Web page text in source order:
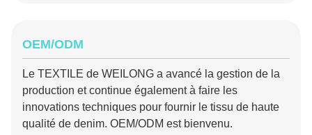
OEM/ODM
Le TEXTILE de WEILONG a avancé la gestion de la
production et continue également à faire les
innovations techniques pour fournir le tissu de haute
qualité de denim. OEM/ODM est bienvenu.